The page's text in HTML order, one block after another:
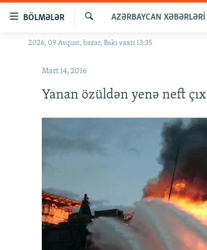
naviqasiyaya
BÖLMƏLƏR
GÜNDƏM
#ƏSLINDƏ
FƏRQƏ BAX
FOTOQALEREYA
İNFOQRAFIKA
RADIO ARXIV
OXU ZALI
AZƏRBAYCAN ƏDƏBIYYATI KITABXANASI
HAQQIMIZDA
MISSIYAMIZ
PEŞƏ ETIKASI VƏ JURNALISTIKA
Axtar
AZƏRBAYCAN XƏBƏRLƏRI
2026, 09 Avqust, bazar, Bakı vaxtı 13:35
Mart 14, 2016
Yanan özüldən yenə neft